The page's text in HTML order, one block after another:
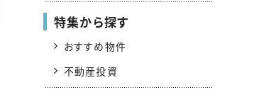
特集から探す
おすすめ物件
不動産投資